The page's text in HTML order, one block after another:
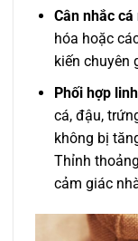
Cân nhắc cá
hóa hoặc
kiến chuyên
Phối hợp
cá, đậu,
không bị
Thỉnh
cảm giác